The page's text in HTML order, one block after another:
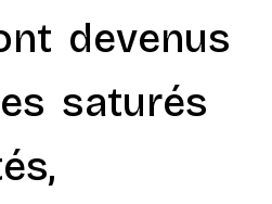
devenus
saturés